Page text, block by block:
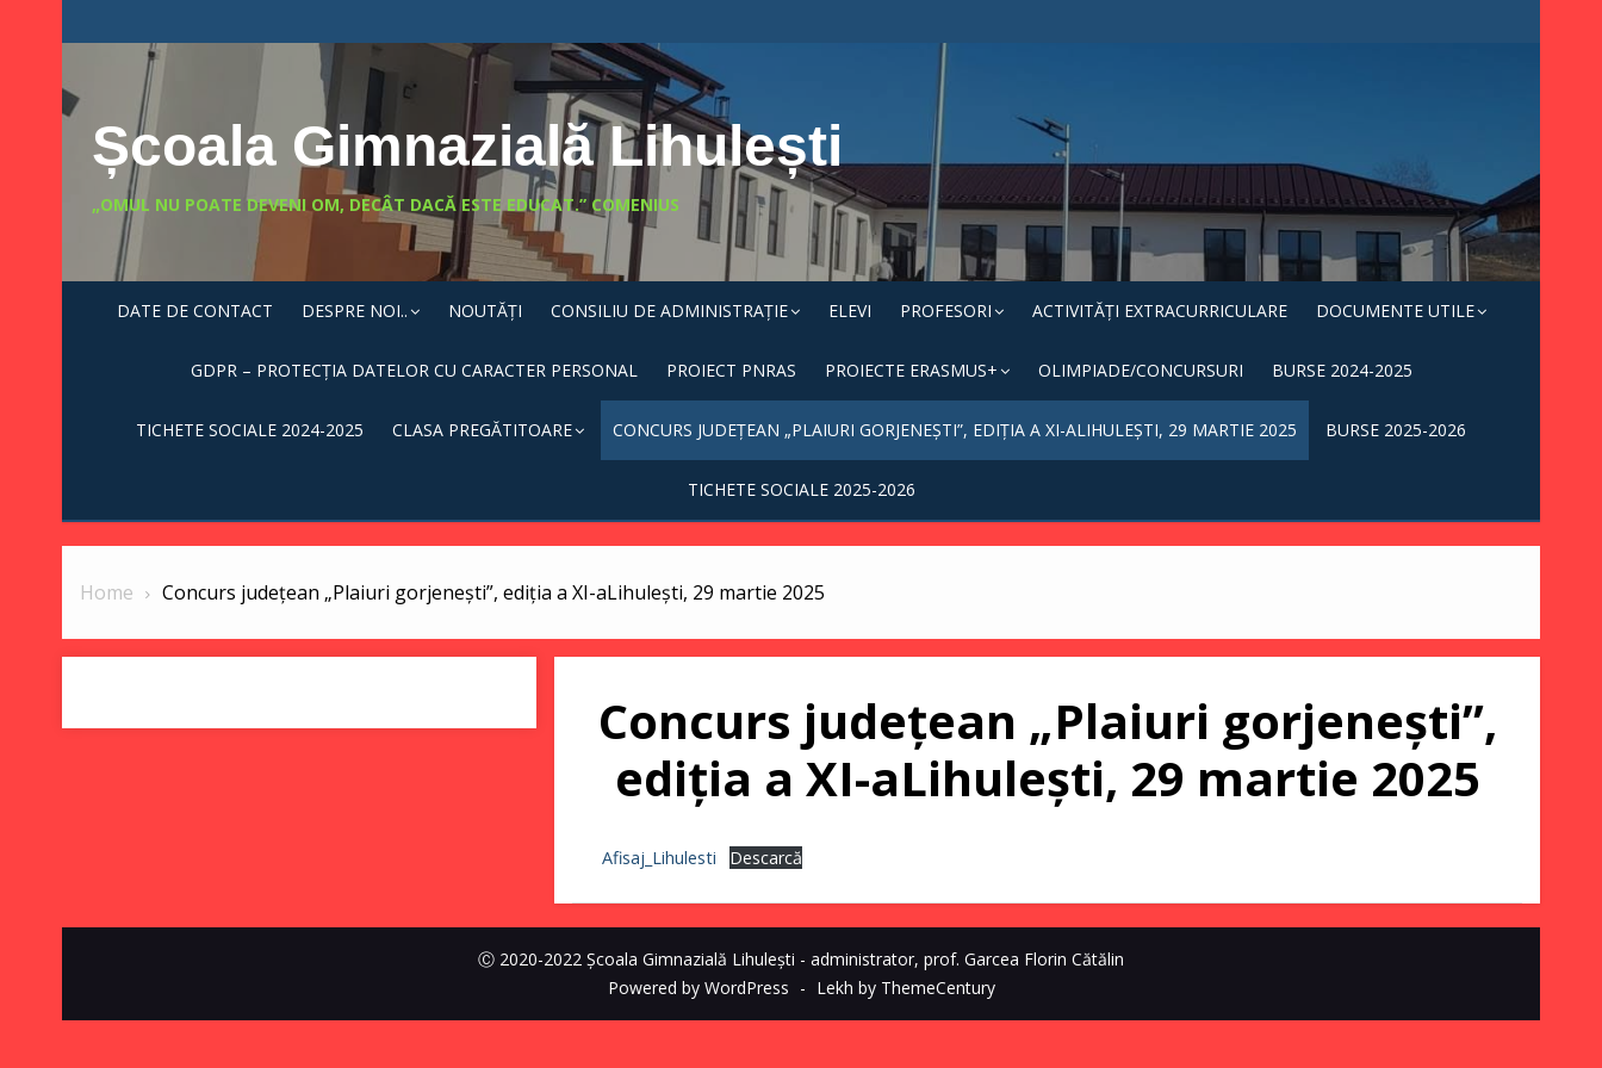
to
content
Școala Gimnazială Lihulești
„OMUL NU POATE DEVENI OM, DECÂT DACĂ ESTE EDUCAT.” COMENIUS
DATE DE CONTACT DESPRE NOI.. NOUTĂȚI CONSILIU DE ADMINISTRAȚIE ELEVI PROFESORI ACTIVITĂȚI EXTRACURRICULARE DOCUMENTE UTILE
GDPR – PROTECȚIA DATELOR CU CARACTER PERSONAL PROIECT PNRAS PROIECTE ERASMUS+ OLIMPIADE/CONCURSURI BURSE 2024-2025
TICHETE SOCIALE 2024-2025 CLASA PREGĂTITOARE CONCURS JUDEȚEAN „PLAIURI GORJENEȘTI”, EDIȚIA A XI-ALIHULEȘTI, 29 MARTIE 2025 BURSE 2025-2026
TICHETE SOCIALE 2025-2026
Home Concurs județean „Plaiuri gorjenești”, ediția a XI-aLihulești, 29 martie 2025
Concurs județean „Plaiuri gorjenești”,
ediția a XI-aLihulești, 29 martie 2025
Afisaj_Lihulesti Descarcă
Ⓒ 2020-2022 Școala Gimnazială Lihulești - administrator, prof. Garcea Florin Cătălin
Powered by WordPress - Lekh by ThemeCentury